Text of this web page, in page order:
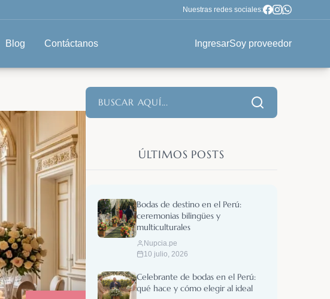
Nuestras redes sociales:
Blog Contáctanos IngresarSoy proveedor
ÚLTIMOS POSTS
Bodas de destino en el Perú:
ceremonias bilingües y
multiculturales
Nupcia.pe
10 julio, 2026
Celebrante de bodas en el Perú:
qué hace y cómo elegir al ideal